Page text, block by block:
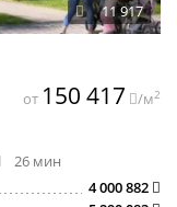
11 917
26 мин
4 000 882
от 150 417 /м2